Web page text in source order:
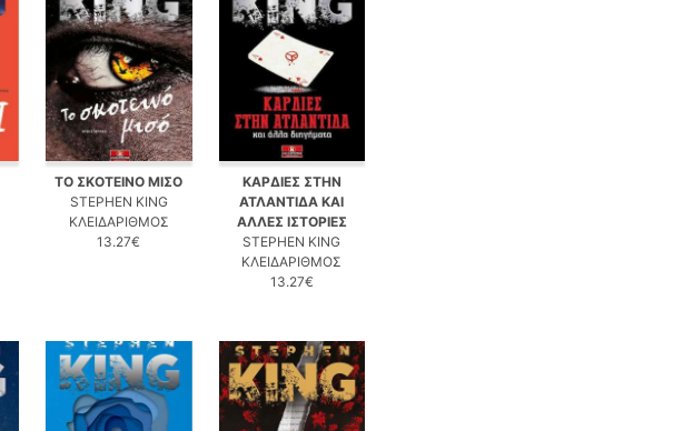
ΤΟ ΣΚΟΤΕΙΝΟ ΜΙΣΟ
STEPHEN KING
ΚΛΕΙΔΑΡΙΘΜΟΣ
13.27€
ΚΑΡΔΙΕΣ ΣΤΗΝ
ΑΤΛΑΝΤΙΔΑ ΚΑΙ
ΑΛΛΕΣ ΙΣΤΟΡΙΕΣ
STEPHEN KING
ΚΛΕΙΔΑΡΙΘΜΟΣ
13.27€